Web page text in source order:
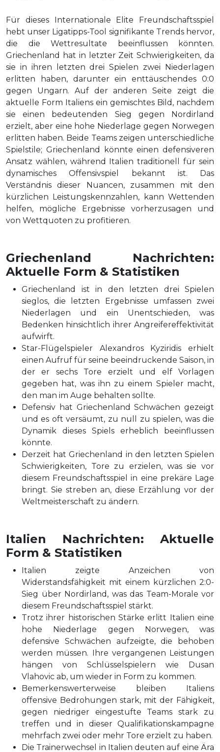
Für dieses Internationale Elite Freundschaftsspiel
hebt unser Ligatipps-Tool signifikante Trends hervor,
die die Wettresultate beeinflussen könnten.
Griechenland hat in letzter Zeit Schwierigkeiten, da
sie in ihren letzten drei Spielen zwei Niederlagen
erlitten haben, darunter ein enttäuschendes 0:0
gegen Ungarn. Auf der anderen Seite zeigt die
aktuelle Form Italiens ein gemischtes Bild, nachdem
sie einen bedeutenden Sieg gegen Nordirland
erzielt, aber eine hohe Niederlage gegen Norwegen
erlitten haben. Beide Teams zeigen unterschiedliche
Spielstile; Griechenland könnte einen defensiveren
Ansatz wählen, während Italien traditionell für sein
dynamisches Offensivspiel bekannt ist. Das
Verständnis dieser Nuancen, zusammen mit den
kürzlichen Leistungskennzahlen, kann Wettenden
helfen, mögliche Ergebnisse vorherzusagen und
von Wettquoten zu profitieren.
Griechenland Nachrichten:
Aktuelle Form & Statistiken
Griechenland ist in den letzten drei Spielen
sieglos, die letzten Ergebnisse umfassen zwei
Niederlagen und ein Unentschieden, was
Bedenken hinsichtlich ihrer Angreifereffektivität
aufwirft.
Star-Flügelspieler Alexandros Kyziridis erhielt
einen Aufruf für seine beeindruckende Saison, in
der er sechs Tore erzielt und elf Vorlagen
gegeben hat, was ihn zu einem Spieler macht,
den man im Auge behalten sollte.
Defensiv hat Griechenland Schwächen gezeigt
und es oft versäumt, zu null zu spielen, was die
Dynamik dieses Spiels erheblich beeinflussen
könnte.
Derzeit hat Griechenland in den letzten Spielen
Schwierigkeiten, Tore zu erzielen, was sie vor
diesem Freundschaftsspiel in eine prekäre Lage
bringt. Sie streben an, diese Erzählung vor der
Weltmeisterschaft zu ändern.
Italien Nachrichten: Aktuelle
Form & Statistiken
Italien zeigte Anzeichen von
Widerstandsfähigkeit mit einem kürzlichen 2:0-
Sieg über Nordirland, was das Team-Morale vor
diesem Freundschaftsspiel stärkt.
Trotz ihrer historischen Stärke erlitt Italien eine
hohe Niederlage gegen Norwegen, was
defensive Schwächen aufzeigte, die behoben
werden müssen. Ihre vergangenen Leistungen
hängen von Schlüsselspielern wie Dusan
Vlahovic ab, um wieder in Form zu kommen.
Bemerkenswerterweise bleiben Italiens
offensive Bedrohungen stark, mit der Fähigkeit,
gegen niedriger eingestufte Teams stark zu
treffen und in dieser Qualifikationskampagne
mehrfach zwei oder mehr Tore erzielt zu haben.
Die Trainerwechsel in Italien deuten auf eine Ära